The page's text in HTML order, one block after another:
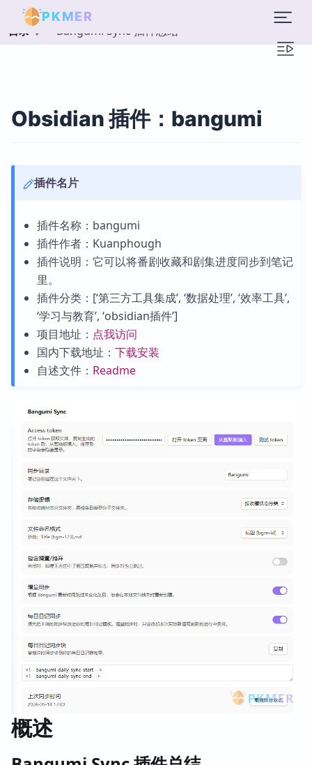
PKMER
目录 Bangumi Sync 插件总结
Obsidian 插件：bangumi
插件名片
插件名称：bangumi
插件作者：Kuanphough
插件说明：它可以将番剧收藏和剧集进度同步到笔记
里。
插件分类：[‘第三方工具集成’, ‘数据处理’, ‘效率工具’,
‘学习与教育’, ‘obsidian插件’]
项目地址： 点我访问
国内下载地址： 下载安装
自述文件： Readme
概述